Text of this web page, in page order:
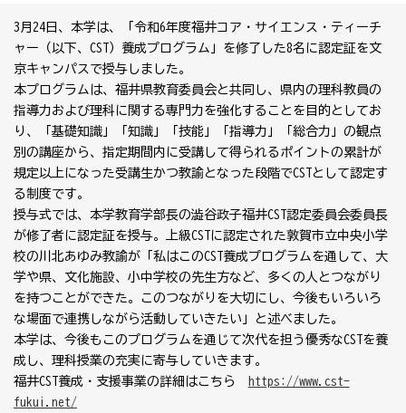
3月24日、本学は、「令和6年度福井コア・サイエンス・ティーチ
ャー（以下、CST）養成プログラム」を修了した8名に認定証を文
京キャンパスで授与しました。
本プログラムは、福井県教育委員会と共同し、県内の理科教員の
指導力および理科に関する専門力を強化することを目的としてお
り、「基礎知識」「知識」「技能」「指導力」「総合力」の観点
別の講座から、指定期間内に受講して得られるポイントの累計が
規定以上になった受講生かつ教諭となった段階でCSTとして認定す
る制度です。
授与式では、本学教育学部長の澁谷政子福井CST認定委員会委員長
が修了者に認定証を授与。上級CSTに認定された敦賀市立中央小学
校の川北あゆみ教諭が「私はこのCST養成プログラムを通して、大
学や県、文化施設、小中学校の先生方など、多くの人とつながり
を持つことができた。このつながりを大切にし、今後もいろいろ
な場面で連携しながら活動していきたい」と述べました。
本学は、今後もこのプログラムを通じて次代を担う優秀なCSTを養
成し、理科授業の充実に寄与していきます。
福井CST養成・支援事業の詳細はこちら→
https://www.cst-
fukui.net/